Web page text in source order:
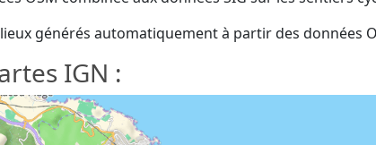
générés automatiquement à partir des données
IGN :